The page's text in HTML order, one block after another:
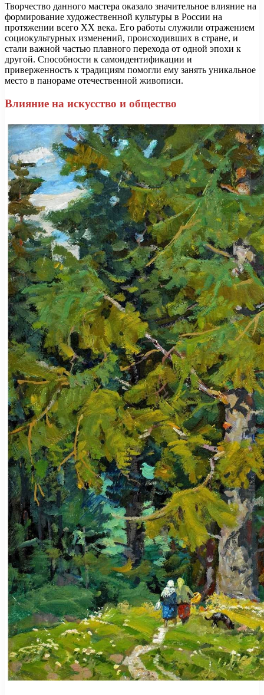
Творчество данного мастера оказало значительное влияние на
формирование художественной культуры в России на
протяжении всего XX века. Его работы служили отражением
социокультурных изменений, происходивших в стране, и
стали важной частью плавного перехода от одной эпохи к
другой. Способности к самоидентификации и
приверженность к традициям помогли ему занять уникальное
место в панораме отечественной живописи.
Влияние на искусство и общество